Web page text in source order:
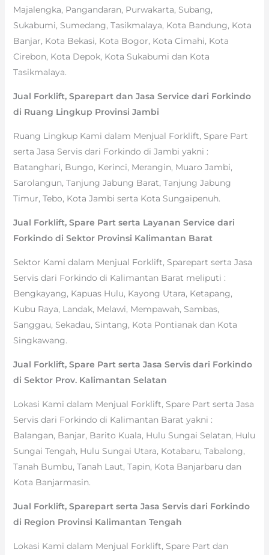
Majalengka, Pangandaran, Purwakarta, Subang,
Sukabumi, Sumedang, Tasikmalaya, Kota Bandung, Kota
Banjar, Kota Bekasi, Kota Bogor, Kota Cimahi, Kota
Cirebon, Kota Depok, Kota Sukabumi dan Kota
Tasikmalaya.
Jual Forklift, Sparepart dan Jasa Service dari Forkindo
di Ruang Lingkup Provinsi Jambi
Ruang Lingkup Kami dalam Menjual Forklift, Spare Part
serta Jasa Servis dari Forkindo di Jambi yakni :
Batanghari, Bungo, Kerinci, Merangin, Muaro Jambi,
Sarolangun, Tanjung Jabung Barat, Tanjung Jabung
Timur, Tebo, Kota Jambi serta Kota Sungaipenuh.
Jual Forklift, Spare Part serta Layanan Service dari
Forkindo di Sektor Provinsi Kalimantan Barat
Sektor Kami dalam Menjual Forklift, Sparepart serta Jasa
Servis dari Forkindo di Kalimantan Barat meliputi :
Bengkayang, Kapuas Hulu, Kayong Utara, Ketapang,
Kubu Raya, Landak, Melawi, Mempawah, Sambas,
Sanggau, Sekadau, Sintang, Kota Pontianak dan Kota
Singkawang.
Jual Forklift, Spare Part serta Jasa Servis dari Forkindo
di Sektor Prov. Kalimantan Selatan
Lokasi Kami dalam Menjual Forklift, Spare Part serta Jasa
Servis dari Forkindo di Kalimantan Barat yakni :
Balangan, Banjar, Barito Kuala, Hulu Sungai Selatan, Hulu
Sungai Tengah, Hulu Sungai Utara, Kotabaru, Tabalong,
Tanah Bumbu, Tanah Laut, Tapin, Kota Banjarbaru dan
Kota Banjarmasin.
Jual Forklift, Sparepart serta Jasa Servis dari Forkindo
di Region Provinsi Kalimantan Tengah
Lokasi Kami dalam Menjual Forklift, Spare Part dan